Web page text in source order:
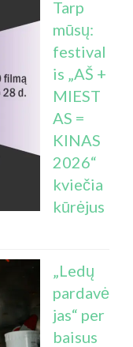
Tarp
mūsų:
festival
is „AŠ +
MIEST
AS =
KINAS
2026“
kviečia
kūrėjus
„Ledų
pardavė
jas“ per
baisus